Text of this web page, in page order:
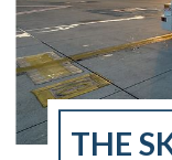
THE